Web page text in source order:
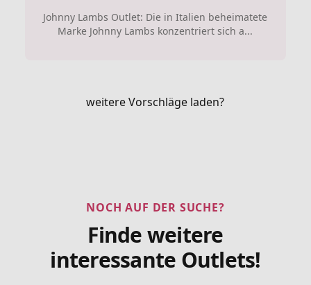
Johnny Lambs Outlet: Die in Italien beheimatete
Marke Johnny Lambs konzentriert sich a...
weitere Vorschläge laden?
NOCH AUF DER SUCHE?
Finde weitere
interessante Outlets!